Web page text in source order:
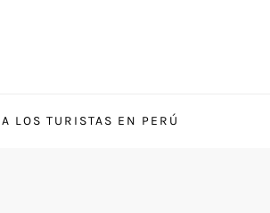
LOS TURISTAS EN PERÚ